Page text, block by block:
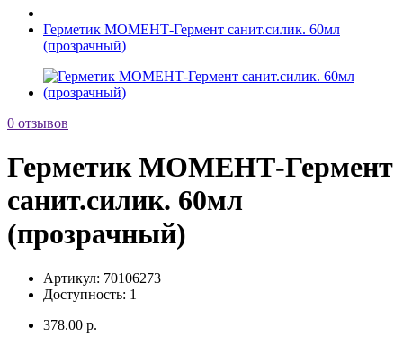
Герметик МОМЕНТ-Гермент санит.силик. 60мл
(прозрачный)
0 отзывов
Герметик МОМЕНТ-Гермент
санит.силик. 60мл
(прозрачный)
Артикул: 70106273
Доступность: 1
378.00 р.